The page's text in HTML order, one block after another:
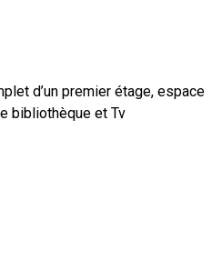
d’un premier étage, espace
bibliothèque et Tv